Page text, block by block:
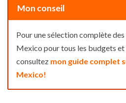
Mon conseil
Pour une sélection complète
Mexico pour tous les budgets
consultez mon guide complet
Mexico!